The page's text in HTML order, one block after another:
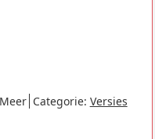
. Categorie: Versies.